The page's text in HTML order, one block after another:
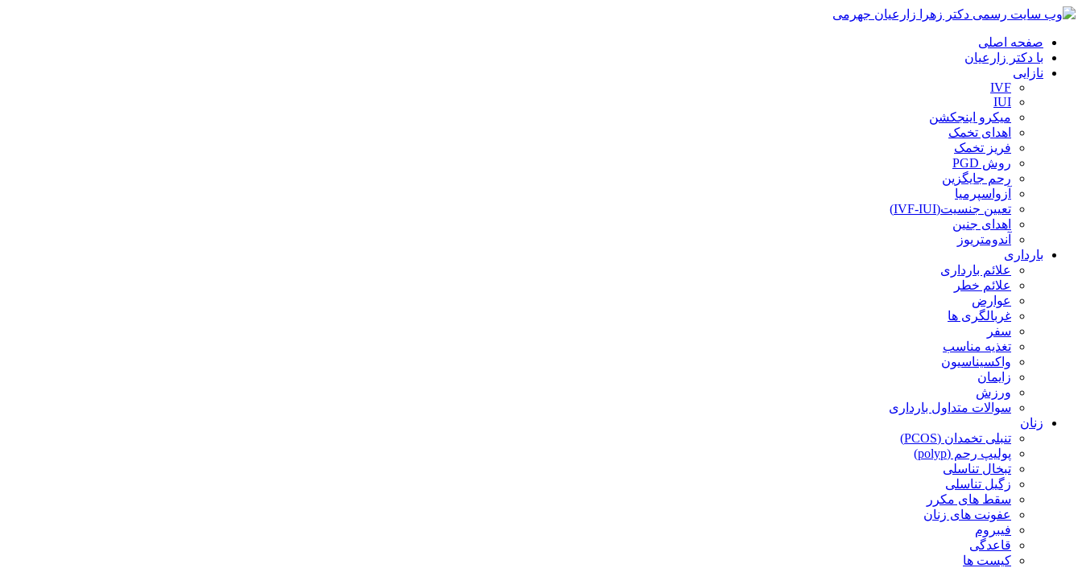
صفحه اصلی
با دکتر زارعیان
نازایی
IVF
IUI
میکرو اینجکشن
اهدای تخمک
فریز تخمک
روش PGD
رحم جایگزین
آزواسپرمیا
تعیین جنسیت(IVF-IUI)
اهدای جنین
آندومتریوز
بارداری
علائم بارداری
علائم خطر
عوارض
غربالگری ها
سفر
تغذیه مناسب
واکسیناسیون
زایمان
ورزش
سوالات متداول بارداری
زنان
تنبلی تخمدان (PCOS)
پولیپ رحم (polyp)
تبخال تناسلی
زگیل تناسلی
سقط های مکرر
عفونت های زنان
فیبروم
قاعدگی
کیست ها